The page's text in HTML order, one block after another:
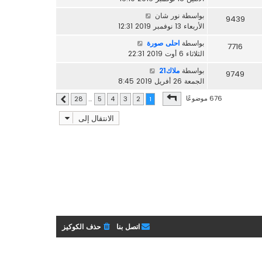
9439 بواسطة نور شان
الأربعاء 13 نوفمبر 2019 12:31
7716 بواسطة احلى صورة
الثلاثاء 6 أوت 2019 22:31
9749 بواسطة ملاك21
الجمعة 26 أفريل 2019 8:45
676 موضوعًا صفحة1 من28
1
2
3
4
5
…
28 التالي
الانتقال إلى
حذف الكوكيز اتصل بنا